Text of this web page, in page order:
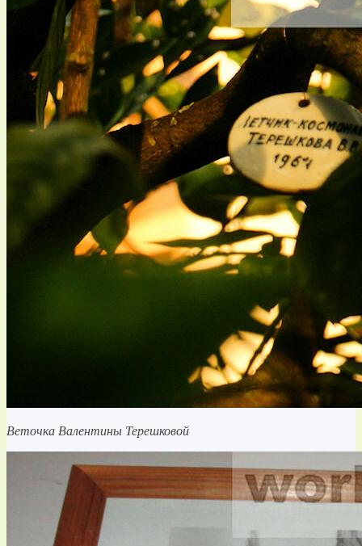
Веточка Валентины Терешковой